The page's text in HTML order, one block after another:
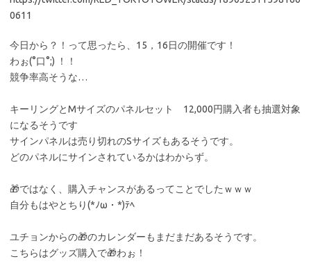
0611
今日から？！って思ったら、15，16日の開催です！
わぉ(°口°;) ！！
競争率高そうな…
キーリングとMサイズのパネルセット 12,000円購入者も抽選対象
になるそうです
サインパネルは売り切れのSサイズもあるそうです。
どのパネルにサインされているかはわからず。
🎁ではなく、購入チャンスがあるってことでしたｗｗｗ
自分もはやとちり(*ﾉω・*)ﾃﾍ
ユチョンからの🎁のカレンダーもまだまだあるそうです。
こちらはグッズ購入で🎁わぉ！